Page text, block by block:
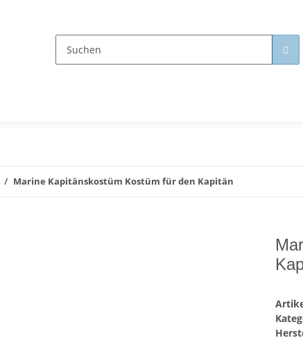
Marine Kapitänskostüm Kostüm für den Kapitän